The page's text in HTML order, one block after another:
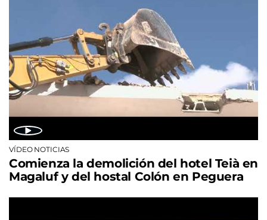
VÍDEO NOTICIAS
Comienza la demolición del hotel Teià en
Magaluf y del hostal Colón en Peguera